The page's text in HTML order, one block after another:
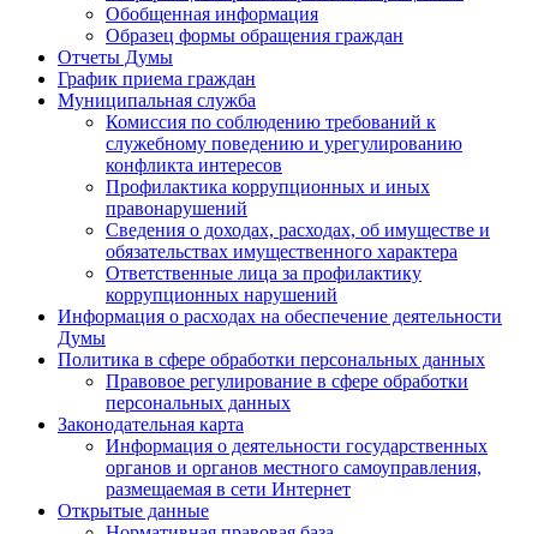
Обобщенная информация
Образец формы обращения граждан
Отчеты Думы
График приема граждан
Муниципальная служба
Комиссия по соблюдению требований к
служебному поведению и урегулированию
конфликта интересов
Профилактика коррупционных и иных
правонарушений
Сведения о доходах, расходах, об имуществе и
обязательствах имущественного характера
Ответственные лица за профилактику
коррупционных нарушений
Информация о расходах на обеспечение деятельности
Думы
Политика в сфере обработки персональных данных
Правовое регулирование в сфере обработки
персональных данных
Законодательная карта
Информация о деятельности государственных
органов и органов местного самоуправления,
размещаемая в сети Интернет
Открытые данные